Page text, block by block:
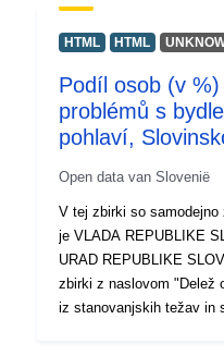
zijn beschikbaar in PC-
extra links heeft u
is ook het PX-Win-
gedownload. Met beide
weergave, het
grootte bekijken en
basisanalyses en
HTML HTML
Podíl osob (v
problémů s
pohlaví,
Open data van Slovenië
V tej zbirki so
je VLADA REPUBLIKE
URAD REPUBLIKE
zbirki z naslovom "Delež
iz stanovanjskih težav in